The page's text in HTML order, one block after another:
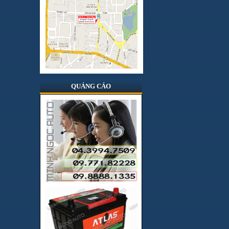
Hologen
Hong kong
Infinity
Italia
Japan
Jenka
JVC
JVJ
Korea
Kovan
Lifepro
Lốp BridGestone
Lốp Dunlop
Lốp Kumho Hàn Quốc
QUẢNG CÁO